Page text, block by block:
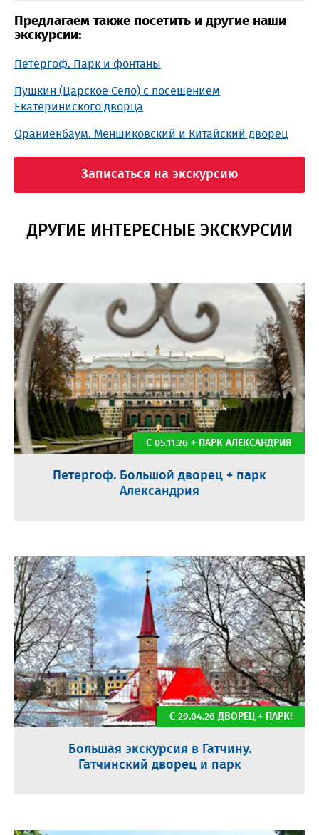
Предлагаем также посетить и другие наши
экскурсии:
Петергоф. Парк и фонтаны
Пушкин (Царское Село) с посещением
Екатериниского дворца
Ораниенбаум. Меншиковский и Китайский дворец
Записаться на экскурсию
ДРУГИЕ ИНТЕРЕСНЫЕ ЭКСКУРСИИ
Петергоф. Большой дворец + парк
Александрия
С 05.11.26 + ПАРК АЛЕКСАНДРИЯ
Большая экскурсия в Гатчину.
Гатчинский дворец и парк
С 29.04.26 ДВОРЕЦ + ПАРК!